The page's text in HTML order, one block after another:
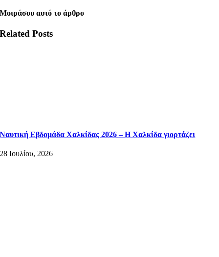
Μοιράσου αυτό το άρθρο
Related Posts
Ναυτική Εβδομάδα Χαλκίδας 2026 – Η Χαλκίδα γιορτάζει
28 Ιουλίου, 2026